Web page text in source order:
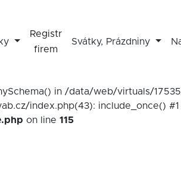
Registr
firem
Svátky, Prázdniny
in /data/web/virtuals/
index.php(43): include_once()
on line 115